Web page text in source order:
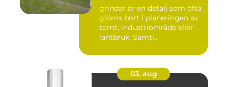
grindar är en detalj som ofta
glöms bort i planeringen av
tomt, industriområde eller
lantbruk. Samti...
03. aug